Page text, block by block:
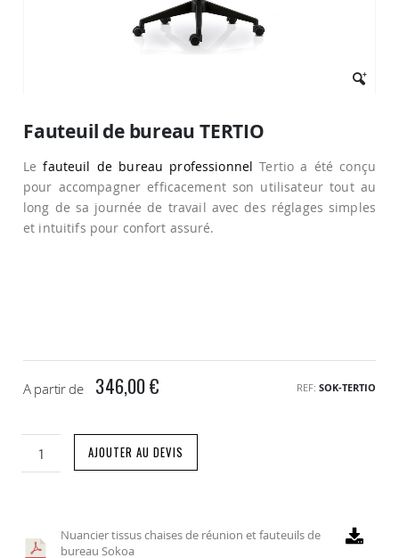
début
la
Galerie
d’images
Fauteuil de bureau TERTIO
Lefauteuil de bureau professionnel Tertio a été conçu
pour accompagner efficacement son utilisateur tout au
long de sa journée de travail avec des réglages simples
et intuitifs pour confort assuré.
A partir de 346,00 € REF SOK-TERTIO
AJOUTER AU DEVIS
Nuancier tissus chaises de réunion et fauteuils de
bureau Sokoa